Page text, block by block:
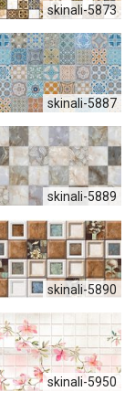
skinali-5873
skinali-5887
skinali-5889
skinali-5890
skinali-5950